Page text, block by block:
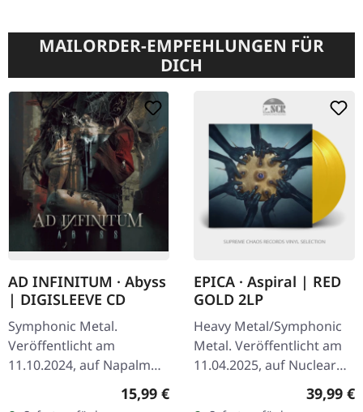
MAILORDER-EMPFEHLUNGEN FÜR
DICH
AD INFINITUM · Abyss
| DIGISLEEVE CD
Symphonic Metal.
Veröffentlicht am
11.10.2024, auf Napalm
Records. Digisleeve CD.
Ad Infinitum kehrt mit
Regulärer Preis:
15,99 €
EPICA · Aspiral | RED
GOLD 2LP
Heavy Metal/Symphonic
Metal. Veröffentlicht am
11.04.2025, auf Nuclear
Blast Records. Rot-
Goldenes Doppel-Vinyl im
39,99 €